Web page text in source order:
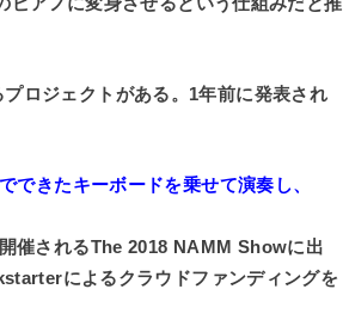
アノに変身させるという仕組みだと推
ロジェクトがある。1年前に発表され
きたキーボードを乗せて演奏し、
催されるThe 2018 NAMM Showに出
によるクラウドファンディングを